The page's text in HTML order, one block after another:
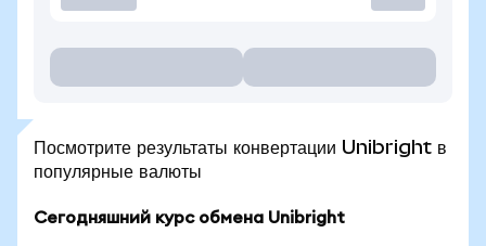
Посмотрите результаты конвертации Unibright в
популярные валюты
Сегодняшний курс обмена Unibright